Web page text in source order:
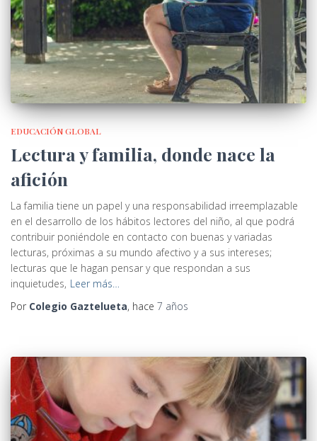
EDUCACIÓN GLOBAL
Lectura y familia, donde nace la
afición
La familia tiene un papel y una responsabilidad irreemplazable
en el desarrollo de los hábitos lectores del niño, al que podrá
contribuir poniéndole en contacto con buenas y variadas
lecturas, próximas a su mundo afectivo y a sus intereses;
lecturas que le hagan pensar y que respondan a sus
inquietudes, Leer más…
Por Colegio Gaztelueta, hace 7 años